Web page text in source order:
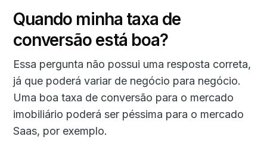
Quando minha taxa de
conversão está boa?
Essa pergunta não possui uma resposta correta,
já que poderá variar de negócio para negócio.
Uma boa taxa de conversão para o mercado
imobiliário poderá ser péssima para o mercado
Saas, por exemplo.